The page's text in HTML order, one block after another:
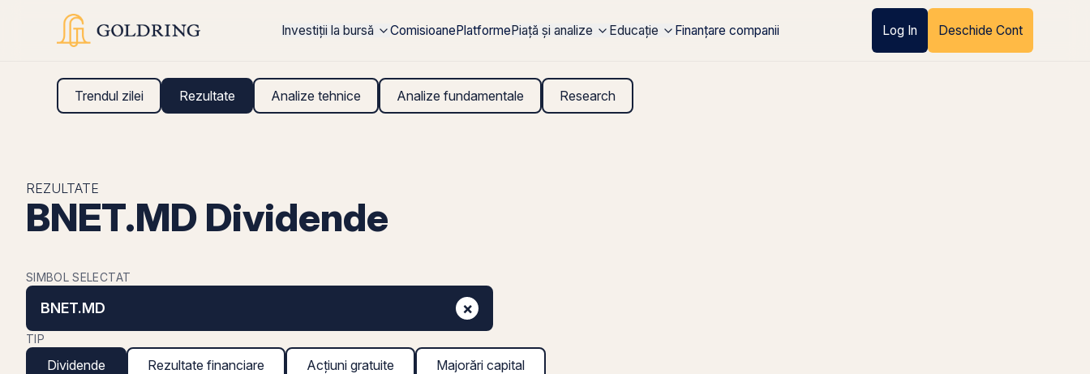
Investiții la bursă ComisioanePlatformePiață și analize Educație Finanțare companii Log In Deschide Cont
Trendul zilei Rezultate Analize tehnice Analize fundamentale Research
REZULTATE
BNET.MD Dividende
SIMBOL SELECTAT
BNET.MD ×
TIP
Dividende Rezultate financiare Acțiuni gratuite Majorări capital